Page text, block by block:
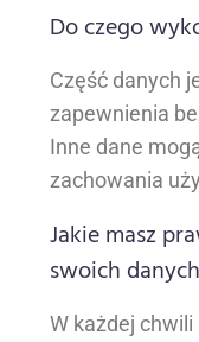
Do czego
Część danych
zapewnienia
Inne dane
zachowania
Jakie masz
swoich
W każdej